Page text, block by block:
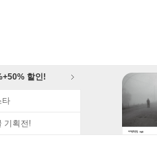
할인!
타
기획전!